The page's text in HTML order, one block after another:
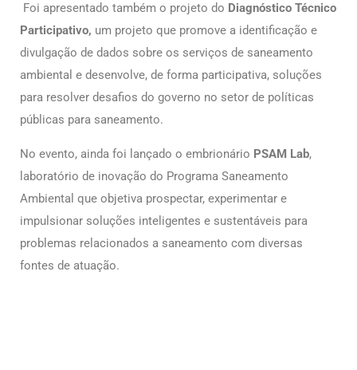
Foi apresentado também o projeto do Diagnóstico Técnico
Participativo, um projeto que promove a identificação e
divulgação de dados sobre os serviços de saneamento
ambiental e desenvolve, de forma participativa, soluções
para resolver desafios do governo no setor de políticas
públicas para saneamento.
No evento, ainda foi lançado o embrionário PSAM Lab,
laboratório de inovação do Programa Saneamento
Ambiental que objetiva prospectar, experimentar e
impulsionar soluções inteligentes e sustentáveis para
problemas relacionados a saneamento com diversas
fontes de atuação.